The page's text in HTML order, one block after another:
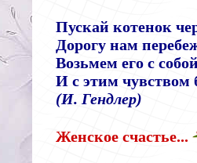
Пускай котенок
Дорогу нам
Возьмем его с
И с этим чувством
(И. Гендлер)
Женское счастье...